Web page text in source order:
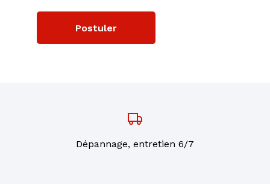
Postuler
Dépannage, entretien 6/7